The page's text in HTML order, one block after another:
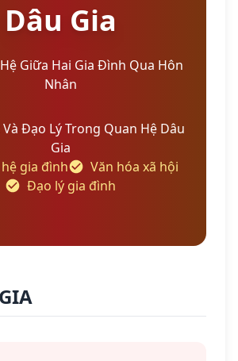
Dâu Gia
Giữa Hai Gia Đình Qua Hôn
Nhân
Đạo Lý Trong Quan Hệ Dâu
Gia
gia đình
Văn hóa xã hội
Đạo lý gia đình